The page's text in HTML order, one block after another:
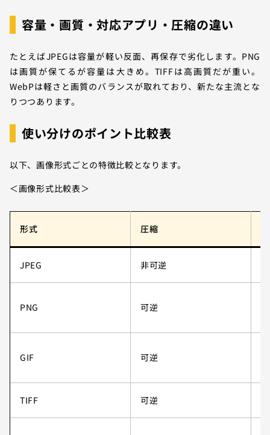
容量・画質・対応アプリ・圧縮の違い
たとえばJPEGは容量が軽い反面、再保存で劣化します。PNG
は画質が保てるが容量は大きめ。TIFFは高画質だが重い。
WebPは軽さと画質のバランスが取れており、新たな主流とな
りつつあります。
使い分けのポイント比較表
以下、画像形式ごとの特徴比較となります。
＜画像形式比較表＞
形式 圧縮
JPEG 非可逆
PNG 可逆
GIF 可逆
TIFF 可逆